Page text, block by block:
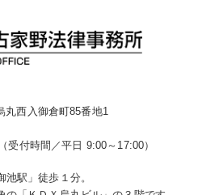
丸西入御倉町85番地1
受付時間／平日 9:00～17:00）
池駅」徒歩１分。